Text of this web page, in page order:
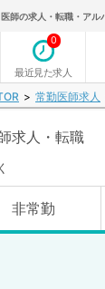
医師の求人・転職・アル
最近見た求人
0
常勤医師求人
求人・転職
非常勤